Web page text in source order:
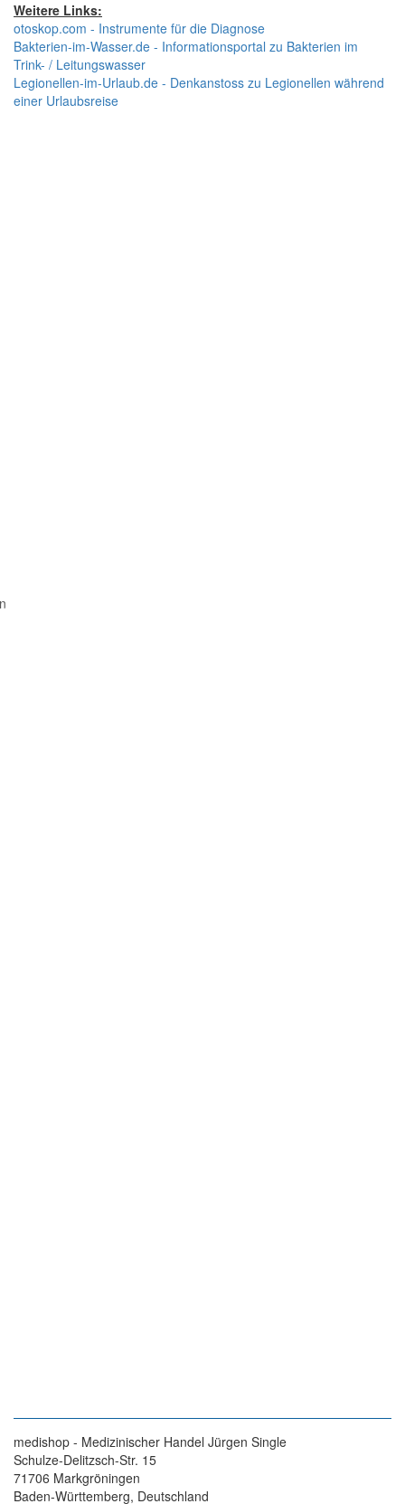
Weitere Links:
otoskop.com - Instrumente für die Diagnose
Bakterien-im-Wasser.de - Informationsportal zu Bakterien im
Trink- / Leitungswasser
Legionellen-im-Urlaub.de - Denkanstoss zu Legionellen während
einer Urlaubsreise
medishop - Medizinischer Handel Jürgen Single
Schulze-Delitzsch-Str. 15
71706 Markgröningen
Baden-Württemberg, Deutschland